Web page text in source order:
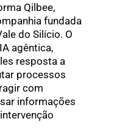
Qilbee,
fundada
do Silício. O
agêntica,
resposta a
processos
com
informações